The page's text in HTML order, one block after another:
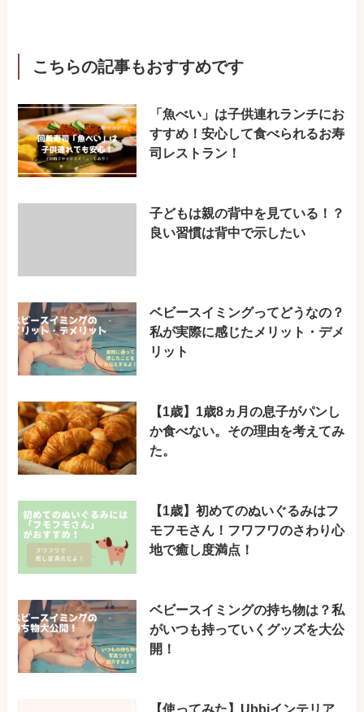
こちらの記事もおすすめです
「魚べい」は子供連れランチにお
すすめ！安心して食べられるお寿
司レストラン！
子どもは親の背中を見ている！？
良い習慣は背中で示したい
ベビースイミングってどうなの？
私が実際に感じたメリット・デメ
リット
【1歳】1歳8ヵ月の息子がパンし
か食べない。その理由を考えてみ
た。
【1歳】初めてのぬいぐるみはフ
モフモさん！フワフワのさわり心
地で癒し度満点！
ベビースイミングの持ち物は？私
がいつも持っていくグッズを大公
開！
【使ってみた】Ubbiインテリア